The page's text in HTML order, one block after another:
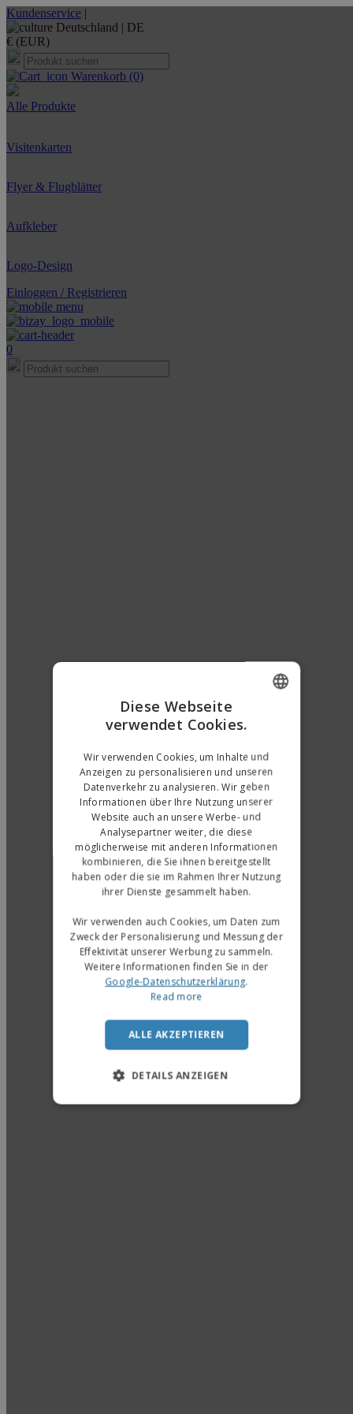
Kundenservice |
Deutschland | DE
€ (EUR)
Warenkorb (0)
Alle Produkte
Visitenkarten
Flyer & Flugblätter
Aufkleber
Logo-Design
Einloggen / Registrieren
0
ENGLISH
Diese Webseite
verwendet Cookies.
Wir verwenden Cookies, um Inhalte und
Anzeigen zu personalisieren und unseren
Datenverkehr zu analysieren. Wir geben
Informationen über Ihre Nutzung unserer
Website auch an unsere Werbe- und
Analysepartner weiter, die diese
möglicherweise mit anderen Informationen
kombinieren, die Sie ihnen bereitgestellt
haben oder die sie im Rahmen Ihrer Nutzung
ihrer Dienste gesammelt haben.
Wir verwenden auch Cookies, um Daten zum
Zweck der Personalisierung und Messung der
Effektivität unserer Werbung zu sammeln.
Weitere Informationen finden Sie in der
Google-Datenschutzerklärung.
Read more
ALLE AKZEPTIEREN
DETAILS ANZEIGEN